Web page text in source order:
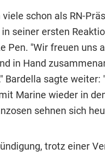
viele schon als RN-
seiner ersten
Pen. "Wir freuen uns
in Hand
Bardella sagte
Marine wieder in
sehnen sich
trotz einer